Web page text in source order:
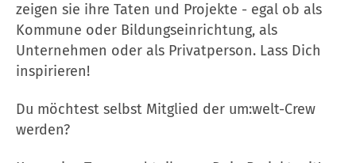
zeigen sie ihre Taten und Projekte - egal ob als
Kommune oder Bildungseinrichtung, als
Unternehmen oder als Privatperson. Lass Dich
inspirieren!
Du möchtest selbst Mitglied der um:welt-Crew
werden?